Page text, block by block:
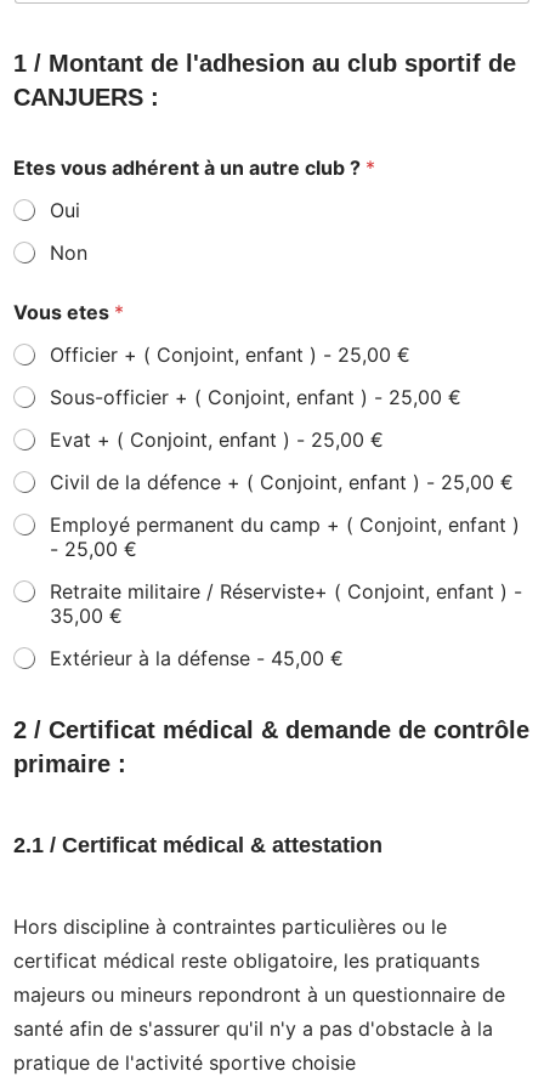
1 / Montant de l'adhesion au club sportif de
CANJUERS :
Etes vous adhérent à un autre club ? *
Oui
Non
Vous etes *
Officier + ( Conjoint, enfant ) - 25,00 €
Sous-officier + ( Conjoint, enfant ) - 25,00 €
Evat + ( Conjoint, enfant ) - 25,00 €
Civil de la défence + ( Conjoint, enfant ) - 25,00 €
Employé permanent du camp + ( Conjoint, enfant )
- 25,00 €
Retraite militaire / Réserviste+ ( Conjoint, enfant ) -
35,00 €
Extérieur à la défense - 45,00 €
2 / Certificat médical & demande de contrôle
primaire :
2.1 / Certificat médical & attestation
Hors discipline à contraintes particulières ou le
certificat médical reste obligatoire, les pratiquants
majeurs ou mineurs repondront à un questionnaire de
santé afin de s'assurer qu'il n'y a pas d'obstacle à la
pratique de l'activité sportive choisie